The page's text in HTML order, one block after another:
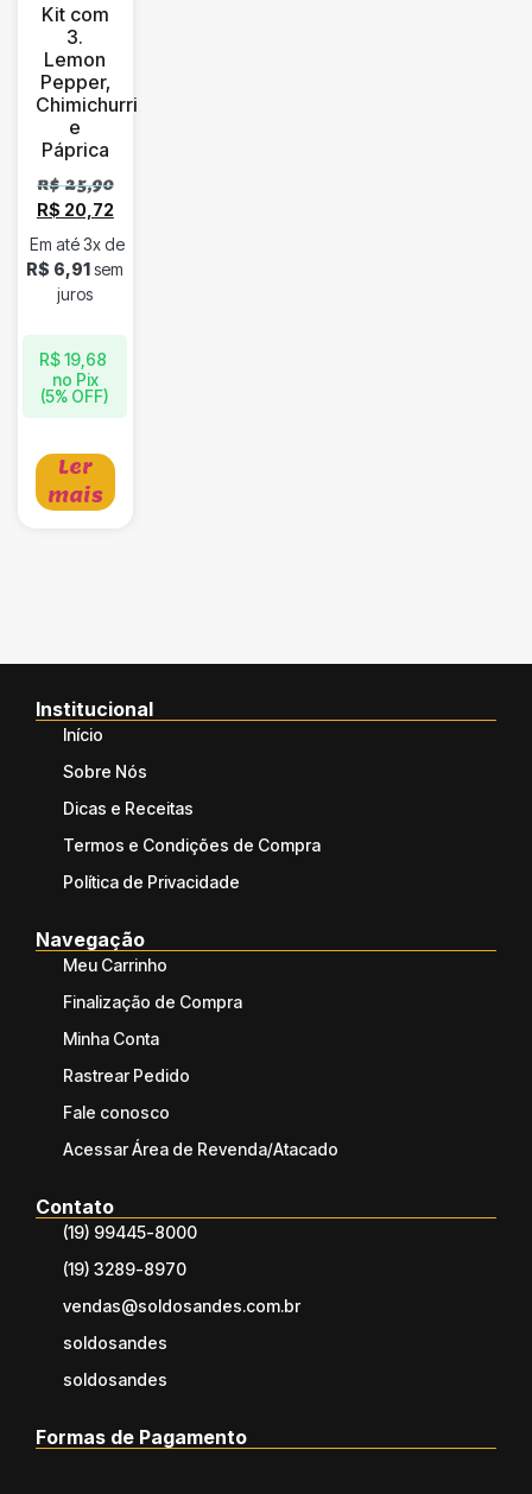
Kit com
3.
Lemon
Pepper,
Chimichurri
e
Páprica
R$25,90
R$ 20,72
R$19,68
no Pix
(5% OFF)
Em até 3x de
R$ 6,91sem
juros
Ler
mais
Institucional
Início
Sobre Nós
Dicas e Receitas
Termos e Condições de Compra
Política de Privacidade
Navegação
Meu Carrinho
Finalização de Compra
Minha Conta
Rastrear Pedido
Fale conosco
Acessar Área de Revenda/Atacado
Contato
(19) 99445-8000
(19) 3289-8970
vendas@soldosandes.com.br
soldosandes
soldosandes
Formas de Pagamento